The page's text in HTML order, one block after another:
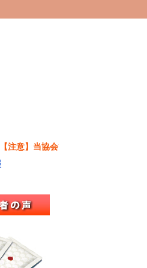
】当協会では厚生労働省の輸入許